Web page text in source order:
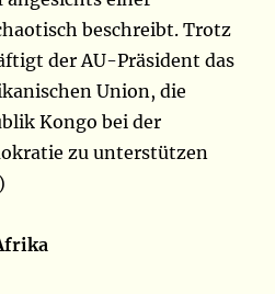
beschreibt. Trotz
der AU-Präsident das
Union, die
Kongo bei der
zu unterstützen